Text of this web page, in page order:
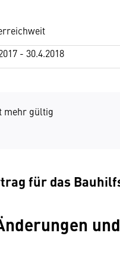
- 30.4.2018
mehr gültig
für das